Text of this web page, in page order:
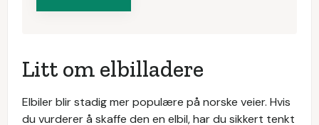
Litt om elbilladere
Elbiler blir stadig mer populære på norske veier. Hvis
du vurderer å skaffe den en elbil, har du sikkert tenkt